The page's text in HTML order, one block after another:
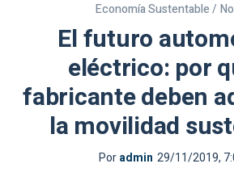
Economía Sustentable /
El futuro
eléctrico: por
fabricante deben
la movilidad
Poradmin 29/11/2019,